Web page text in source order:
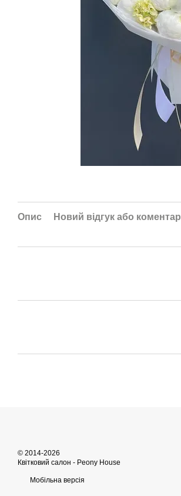
Опис Новий відгук або коментар
© 2014-2026
Квітковий салон - Peony House
Мобільна версія